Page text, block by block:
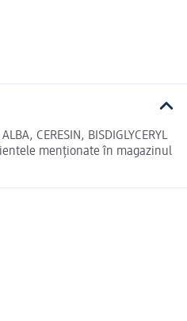
CERESIN, BISDIGLYCERYL
menționate în magazinul